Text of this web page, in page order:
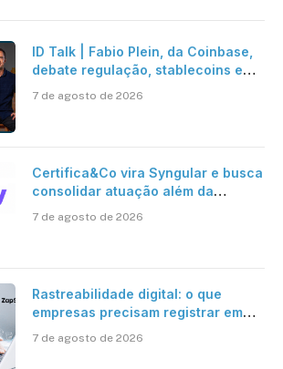
ID Talk | Fabio Plein, da Coinbase,
debate regulação, stablecoins e
7 de agosto de 2026
Certifica&Co vira Syngular e busca
consolidar atuação além da
7 de agosto de 2026
Rastreabilidade digital: o que
empresas precisam registrar em
7 de agosto de 2026